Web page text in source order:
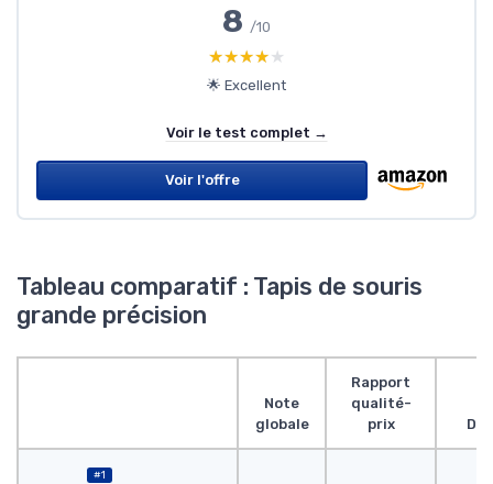
8 /10
★★★★★
★★★★★
🌟 Excellent
Voir le test complet →
Voir l'offre
Tableau comparatif : Tapis de souris
grande précision
Note
globale
Rapport
qualité-
prix
#1